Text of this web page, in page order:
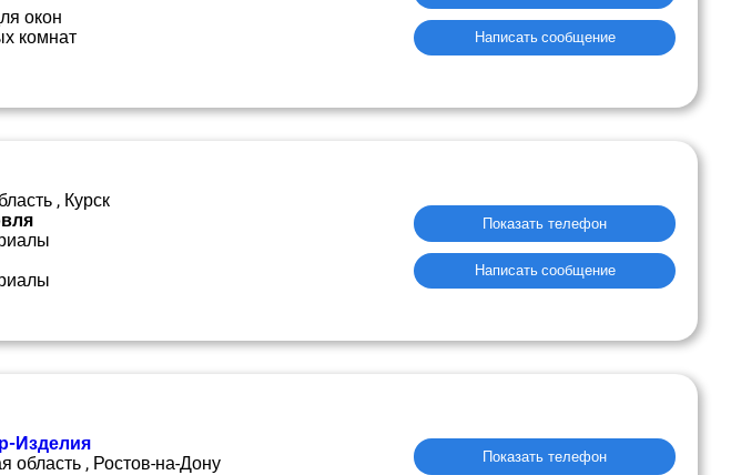
окон
комнат
Написать сообщение
, Курск
Показать телефон
Написать сообщение
Изделия
область , Ростов-на-Дону
Показать телефон